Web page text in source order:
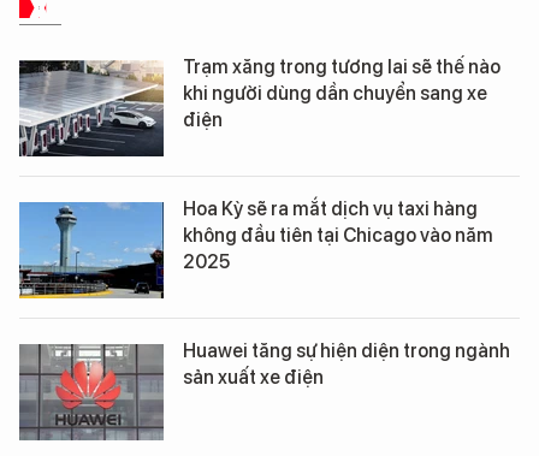
Trạm xăng trong tương lai sẽ thế nào
khi người dùng dần chuyển sang xe
điện
Hoa Kỳ sẽ ra mắt dịch vụ taxi hàng
không đầu tiên tại Chicago vào năm
2025
Huawei tăng sự hiện diện trong ngành
sản xuất xe điện